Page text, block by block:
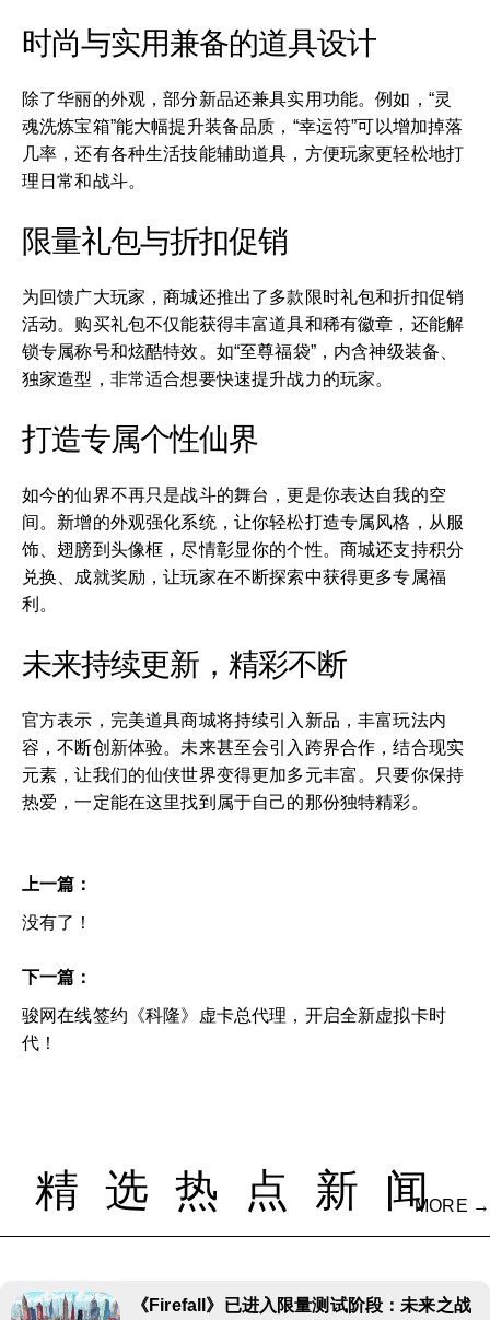
时尚与实用兼备的道具设计
除了华丽的外观，部分新品还兼具实用功能。例如，“灵
魂洗炼宝箱”能大幅提升装备品质，“幸运符”可以增加掉落
几率，还有各种生活技能辅助道具，方便玩家更轻松地打
理日常和战斗。
限量礼包与折扣促销
为回馈广大玩家，商城还推出了多款限时礼包和折扣促销
活动。购买礼包不仅能获得丰富道具和稀有徽章，还能解
锁专属称号和炫酷特效。如“至尊福袋”，内含神级装备、
独家造型，非常适合想要快速提升战力的玩家。
打造专属个性仙界
如今的仙界不再只是战斗的舞台，更是你表达自我的空
间。新增的外观强化系统，让你轻松打造专属风格，从服
饰、翅膀到头像框，尽情彰显你的个性。商城还支持积分
兑换、成就奖励，让玩家在不断探索中获得更多专属福
利。
未来持续更新，精彩不断
官方表示，完美道具商城将持续引入新品，丰富玩法内
容，不断创新体验。未来甚至会引入跨界合作，结合现实
元素，让我们的仙侠世界变得更加多元丰富。只要你保持
热爱，一定能在这里找到属于自己的那份独特精彩。
上一篇：
没有了！
下一篇：
骏网在线签约《科隆》虚卡总代理，开启全新虚拟卡时
代！
精选热点新闻
MORE →
《Firefall》已进入限量测试阶段：未来之战